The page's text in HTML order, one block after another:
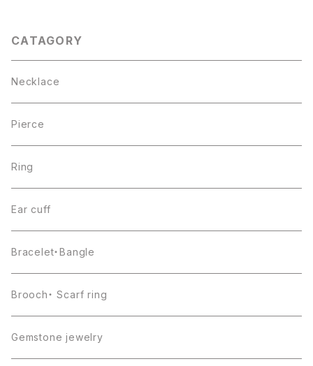
CATAGORY
Necklace
Pierce
Ring
Ear cuff
Bracelet・Bangle
Brooch・ Scarf ring
Gemstone jewelry